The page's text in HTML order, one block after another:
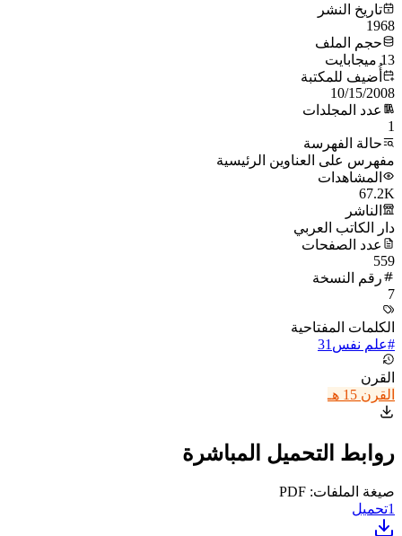
تاريخ النشر
1968
حجم الملف
13 ميجابايت
أُضيف للمكتبة
10/15/2008
عدد المجلدات
1
حالة الفهرسة
مفهرس على العناوين الرئيسية
المشاهدات
67.2K
الناشر
دار الكاتب العربي
عدد الصفحات
559
رقم النسخة
7
الكلمات المفتاحية
#علم نفس 31
القرن
القرن 15 هـ
روابط التحميل المباشرة
صيغة الملفات: PDF
1تحميل